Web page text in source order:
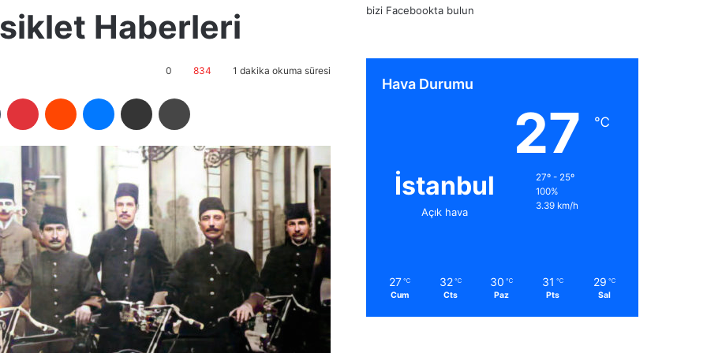
Haberleri
0 834 1 dakika okuma süresi
bizi Facebookta bulun
Hava Durumu
İstanbul
Açık hava
27 ℃
27º - 25º
100%
3.39 km/h
27 ℃
Cum
32 ℃
Cts
30 ℃
Paz
31 ℃
Pts
29 ℃
Sal